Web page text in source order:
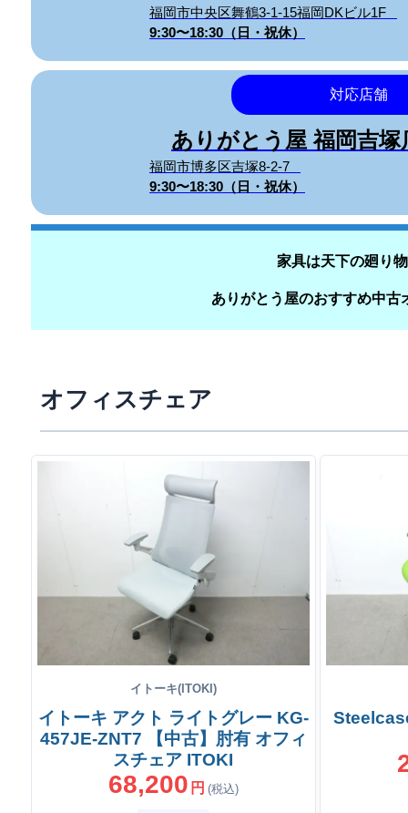
福岡市中央区舞鶴3-1-15福岡DKビル1F
9:30〜18:30（日・祝休）
対応店舗
ありがとう屋 福岡吉
福岡市博多区吉塚8-2-7
9:30〜18:30（日・祝休）
家具は天下の廻り
ありがとう屋のおすすめ中古
オフィスチェア
イトーキ(ITOKI)
イトーキ アクト ライトグレー KG-
457JE-ZNT7 【中古】肘有 オフィ
スチェア ITOKI
68,200 円 (税込)